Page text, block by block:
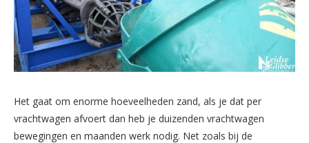
Het gaat om enorme hoeveelheden zand, als je dat per
vrachtwagen afvoert dan heb je duizenden vrachtwagen
bewegingen en maanden werk nodig. Net zoals bij de